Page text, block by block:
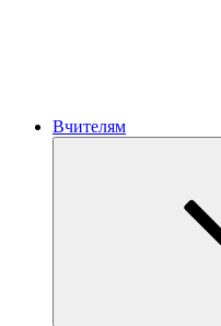
Вчителям